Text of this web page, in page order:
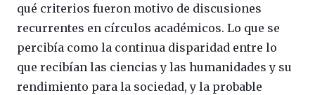
qué criterios fueron motivo de discusiones
recurrentes en círculos académicos. Lo que se
percibía como la continua disparidad entre lo
que recibían las ciencias y las humanidades y su
rendimiento para la sociedad, y la probable